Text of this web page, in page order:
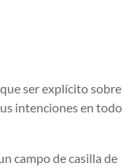
ser explícito sobre
intenciones en todo
campo de casilla de